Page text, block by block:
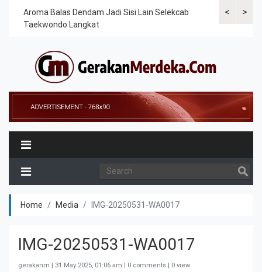
<
Aroma Balas Dendam Jadi Sisi Lain Selekcab
Taekwondo Langkat
>
Home Media IMG-20250531-WA0017
IMG-20250531-WA0017
gerakanm | 31 May 2025, 01:06 am | 0 comments | 0 view